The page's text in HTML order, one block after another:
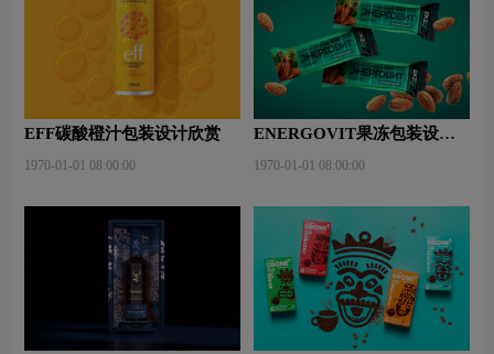
EFF碳酸橙汁包装设计欣赏
1970-01-01 08:00:00
ENERGOVIT果冻包装设计
1970-01-01 08:00:00